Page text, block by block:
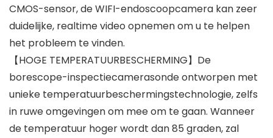
CMOS-sensor, de WIFI-endoscoopcamera kan zeer
duidelijke, realtime video opnemen om u te helpen
het probleem te vinden.
【HOGE TEMPERATUURBESCHERMING】De
borescope-inspectiecamerasonde ontworpen met
unieke temperatuurbeschermingstechnologie, zelfs
in ruwe omgevingen om mee om te gaan. Wanneer
de temperatuur hoger wordt dan 85 graden, zal